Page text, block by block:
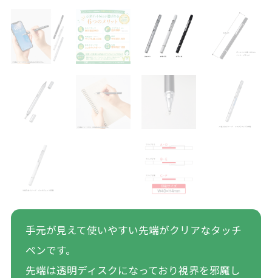
手元が見えて使いやすい先端がクリアなタッチ
ペンです。
先端は透明ディスクになっており視界を邪魔し